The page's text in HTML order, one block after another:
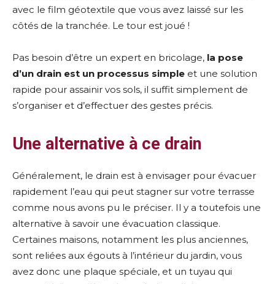
avec le film géotextile que vous avez laissé sur les
côtés de la tranchée. Le tour est joué !
Pas besoin d’être un expert en bricolage, la pose
d’un drain est un processus simple et une solution
rapide pour assainir vos sols, il suffit simplement de
s’organiser et d’effectuer des gestes précis.
Une alternative à ce drain
Généralement, le drain est à envisager pour évacuer
rapidement l’eau qui peut stagner sur votre terrasse
comme nous avons pu le préciser. Il y a toutefois une
alternative à savoir une évacuation classique.
Certaines maisons, notamment les plus anciennes,
sont reliées aux égouts à l’intérieur du jardin, vous
avez donc une plaque spéciale, et un tuyau qui